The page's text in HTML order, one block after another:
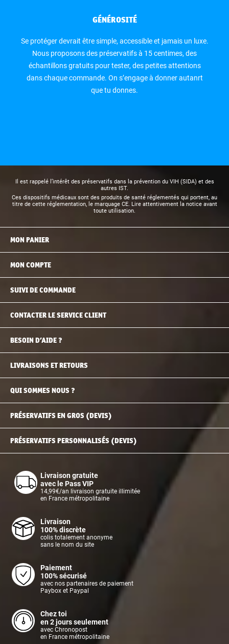
GÉNÉROSITÉ
Se protéger devrait être simple, accessible et jamais un luxe.
Nous proposons des préservatifs à 15 centimes, des
échantillons gratuits pour tester, des petites attentions
dans chaque commande. On s’engage à donner autanrt
que tu donnes.
Il est rappelé l’intérêt des préservatifs dans la prévention du VIH (SIDA) et des
autres IST.
Ces dispositifs médicaux sont des produits de santé réglementés qui portent, au
titre de cette réglementation, le marquage CE. Lire attentivement la notice avant
toute utilisation.
MON PANIER
MON COMPTE
SUIVI DE COMMANDE
CONTACTER LE SERVICE CLIENT
BESOIN D’AIDE ?
LIVRAISONS ET RETOURS
QUI SOMMES NOUS ?
PRÉSERVATIFS EN GROS (DEVIS)
PRÉSERVATIFS PERSONNALISÉS (DEVIS)
Livraison gratuite
avec le Pass VIP
14,99€/an livraison gratuite illimitée
en France métropolitaine
Livraison
100% discrète
colis totalement anonyme
sans le nom du site
Paiement
100% sécurisé
avec nos partenaires de paiement
Paybox et Paypal
Chez toi
en 2 jours seulement
avec Chronopost
en France métropolitaine